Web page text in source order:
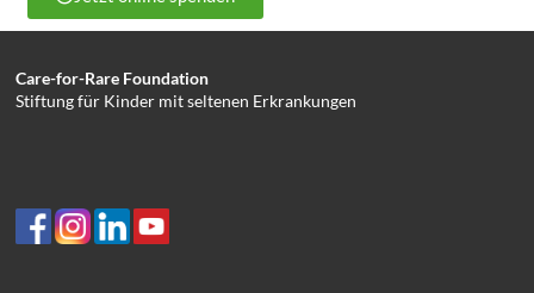
Care-for-Rare Foundation
Stiftung für Kinder mit seltenen Erkrankungen